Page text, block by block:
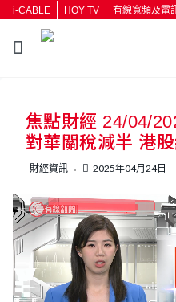
i-CABLE HOY TV 有線寬頻及電
按輸入
焦點財經 24/04/
對華關稅減半 港
財經資訊 2025年04月24日